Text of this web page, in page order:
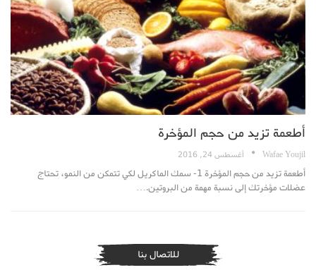
أطعمة تزيد من حجم المؤخرة
Wafae Youjil أغسطس 24, 2016
أطعمة تزيد من حجم المؤخرة 1- سمك الماكريل لكي تتمكن من النمو، تحتاج
عضلات مؤخرتك إلى نسبة مهمة من البروتين.…
للاتصال بنا